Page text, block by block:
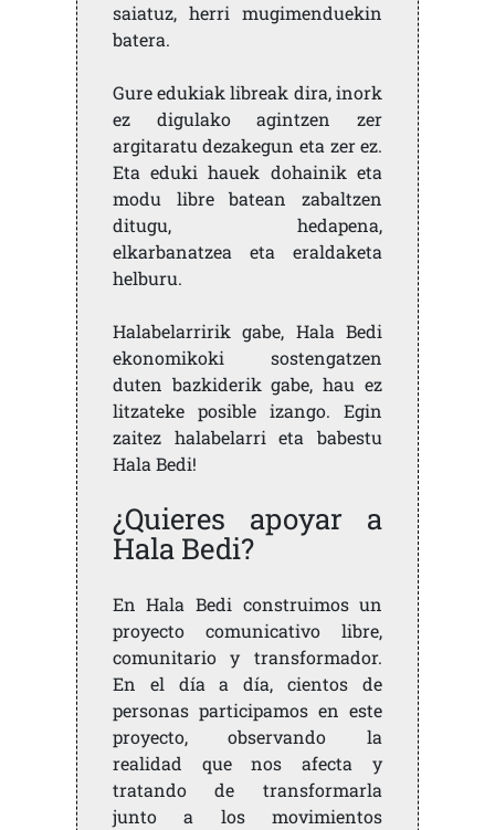
saiatuz, herri mugimenduekin
batera.
Gure edukiak libreak dira, inork
ez digulako agintzen zer
argitaratu dezakegun eta zer ez.
Eta eduki hauek dohainik eta
modu libre batean zabaltzen
ditugu, hedapena,
elkarbanatzea eta eraldaketa
helburu.
Halabelarririk gabe, Hala Bedi
ekonomikoki sostengatzen
duten bazkiderik gabe, hau ez
litzateke posible izango. Egin
zaitez halabelarri eta babestu
Hala Bedi!
¿Quieres apoyar a
Hala Bedi?
En Hala Bedi construimos un
proyecto comunicativo libre,
comunitario y transformador.
En el día a día, cientos de
personas participamos en este
proyecto, observando la
realidad que nos afecta y
tratando de transformarla
junto a los movimientos